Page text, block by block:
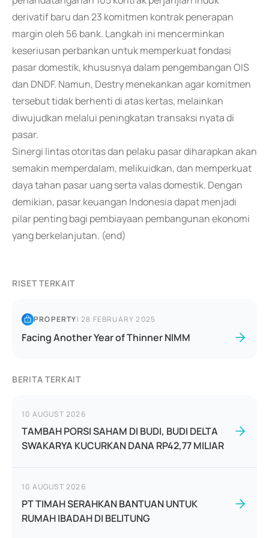
derivatif baru dan 23 komitmen kontrak penerapan
margin oleh 56 bank. Langkah ini mencerminkan
keseriusan perbankan untuk memperkuat fondasi
pasar domestik, khususnya dalam pengembangan OIS
dan DNDF. Namun, Destry menekankan agar komitmen
tersebut tidak berhenti di atas kertas, melainkan
diwujudkan melalui peningkatan transaksi nyata di
pasar.
Sinergi lintas otoritas dan pelaku pasar diharapkan akan
semakin memperdalam, melikuidkan, dan memperkuat
daya tahan pasar uang serta valas domestik. Dengan
demikian, pasar keuangan Indonesia dapat menjadi
pilar penting bagi pembiayaan pembangunan ekonomi
yang berkelanjutan. (end)
RISET TERKAIT
PROPERTY|28 FEBRUARY 2025
Facing Another Year of Thinner NIMM
BERITA TERKAIT
10 AUGUST 2026
TAMBAH PORSI SAHAM DI BUDI, BUDI DELTA
SWAKARYA KUCURKAN DANA RP42,77 MILIAR
10 AUGUST 2026
PT TIMAH SERAHKAN BANTUAN UNTUK
RUMAH IBADAH DI BELITUNG